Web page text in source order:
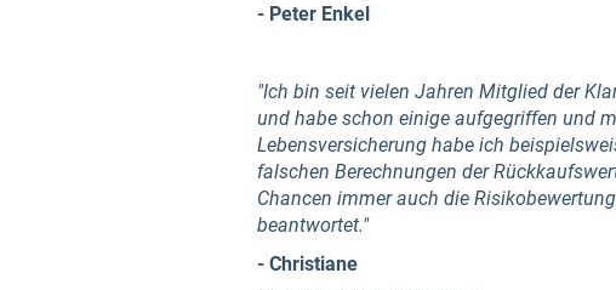
- Peter Enkel
"Ich bin seit vielen Jahren Mitglied der
und habe schon einige aufgegriffen und
Lebensversicherung habe ich
falschen Berechnungen der
Chancen immer auch die
beantwortet."
- Christiane